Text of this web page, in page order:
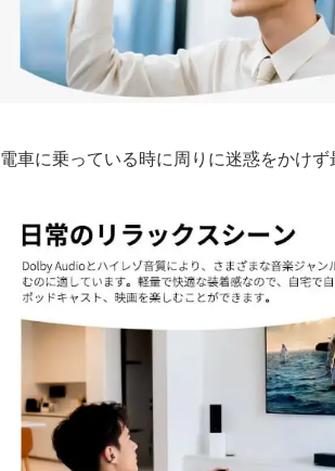
電車に乗っている時に周りに迷惑をかけず